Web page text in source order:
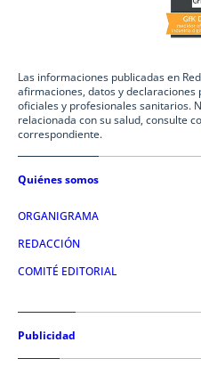
Las informaciones publicadas en
afirmaciones, datos y
oficiales y profesionales sanitarios.
relacionada con su salud, consulte
correspondiente.
Quiénes somos
ORGANIGRAMA
REDACCIÓN
COMITÉ EDITORIAL
Publicidad